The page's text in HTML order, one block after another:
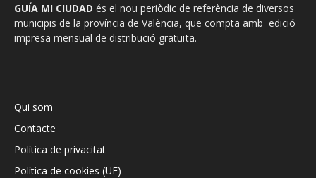
GUÍA MI CIUDAD és el nou periòdic de referència de diversos
municipis de la província de València, que compta amb edició
impresa mensual de distribució gratuïta.
Qui som
Contacte
Política de privacitat
Política de cookies (UE)